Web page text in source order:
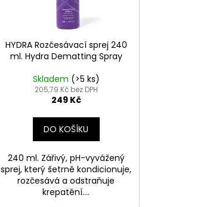
HYDRA Rozčesávací sprej 240
ml. Hydra Dematting Spray
Skladem (>5 ks)
205,79 Kč bez DPH
249 Kč
DO KOŠÍKU
240 ml. Zářivý, pH-vyvážený
sprej, který šetrně kondicionuje,
rozčesává a odstraňuje
krepatění....